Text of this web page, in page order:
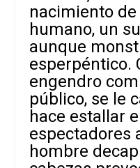
nacimiento
humano, un
aunque
esperpéntico.
engendro
público, se le
hace estallar
espectadores
hombre